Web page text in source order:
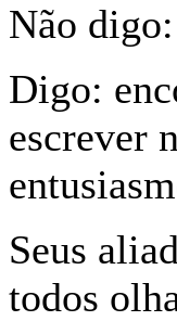
Não
Digo:
escrever
Seus
todos